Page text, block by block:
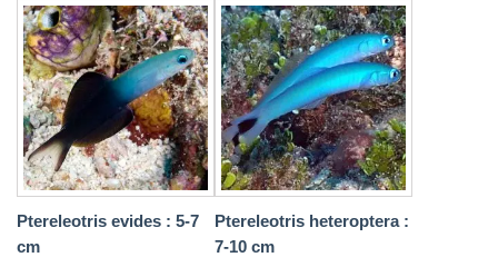
Ptereleotris evides : 5-7
cm
Ptereleotris heteroptera :
7-10 cm